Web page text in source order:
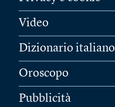
Video
Dizionario italiano
Oroscopo
Pubblicità